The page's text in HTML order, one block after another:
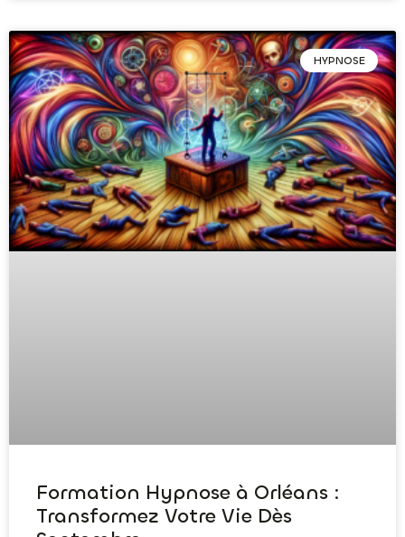
HYPNOSE
Formation Hypnose à Orléans :
Transformez Votre Vie Dès